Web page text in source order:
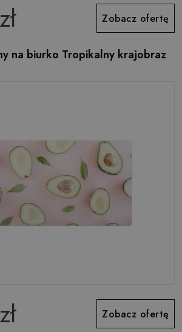
Zobacz ofertę
na biurko Tropikalny krajobraz
Zobacz ofertę